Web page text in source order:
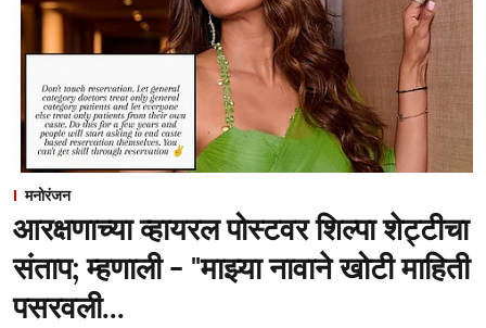
मनोरंजन
आरक्षणाच्या व्हायरल पोस्टवर शिल्पा शेट्टीचा
संताप; म्हणाली - "माझ्या नावाने खोटी माहिती
पसरवली...